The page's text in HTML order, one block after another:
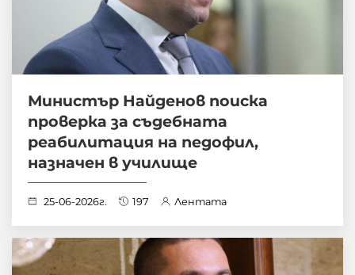
Министър Найденов поиска
проверка за съдебната
реабилитация на педофил,
назначен в училище
25-06-2026г. 197 Лентата